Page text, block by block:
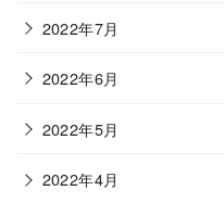
2022年7月
2022年6月
2022年5月
2022年4月